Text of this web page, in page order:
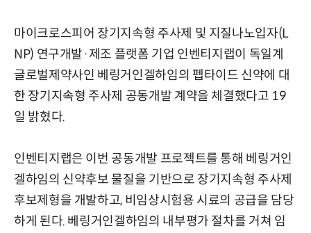
마이크로스피어 장기지속형 주사제 및 지질나노입자(L
NP) 연구개발·제조 플랫폼 기업 인벤티지랩이 독일계
글로벌제약사인 베링거인겔하임의 펩타이드 신약에 대
한 장기지속형 주사제 공동개발 계약을 체결했다고 19
일 밝혔다.
인벤티지랩은 이번 공동개발 프로젝트를 통해 베링거인
겔하임의 신약후보 물질을 기반으로 장기지속형 주사제
후보제형을 개발하고, 비임상시험용 시료의 공급을 담당
하게 된다. 베링거인겔하임의 내부평가 절차를 거쳐 임